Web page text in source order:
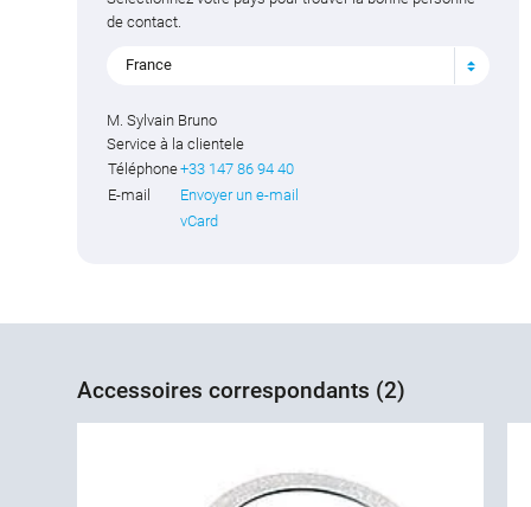
de contact.
France
M. Sylvain Bruno
Service à la clientele
Téléphone+33 147 86 94 40
E-mail
Envoyer un e-mail
vCard
Accessoires correspondants (2)